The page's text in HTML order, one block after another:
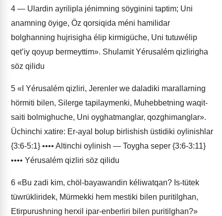
4 — Ulardin ayrilipla jénimning söyginini taptim; Uni
anamning öyige, Öz qorsiqida méni hamilidar
bolghanning hujrisigha élip kirmigüche, Uni tutuwélip
qet’iy qoyup bermeyttim». Shulamit Yérusalém qizlirigha
söz qilidu
5 «I Yérusalém qizliri, Jerenler we daladiki marallarning
hörmiti bilen, Silerge tapilaymenki, Muhebbetning waqit-
saiti bolmighuche, Uni oyghatmanglar, qozghimanglar».
Üchinchi xatire: Er-ayal bolup birlishish üstidiki oylinishlar
{3:6-5:1} •••• Altinchi oylinish — Toygha seper {3:6-3:11}
•••• Yérusalém qizliri söz qilidu
6 «Bu zadi kim, chöl-bayawandin kéliwatqan? Is-tütek
tüwrükliridek, Mürmekki hem mestiki bilen puritilghan,
Etirpurushning herxil ipar-enberliri bilen puritilghan?»